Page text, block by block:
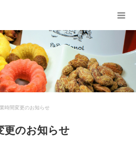
時間変更のお知らせ
更のお知らせ